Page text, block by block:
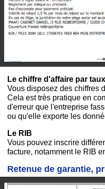
Le chiffre d'affaire par taux
Vous disposez des chiffres
Cela est très pratique en
d'erreur que l'entreprise
ou qu'elle exporte les
Le RIB
Vous pouvez inscrire
facture, notamment le RIB
Retenue de garantie,